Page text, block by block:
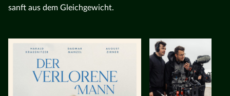
sanft aus dem Gleichgewicht.